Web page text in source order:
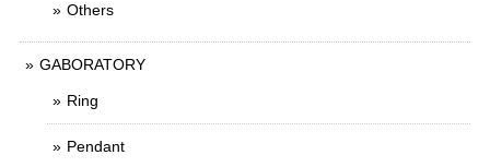
Others
GABORATORY
Ring
Pendant